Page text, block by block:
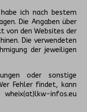
ich nach bestem
Die Angaben über
von den Websites der
Die verwendeten
der jeweiligen
oder sonstige
Fehler findet, kann
infos.eu